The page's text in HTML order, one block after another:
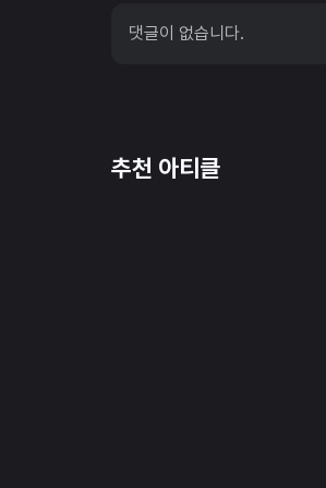
댓글이 없습니다.
추천 아티클